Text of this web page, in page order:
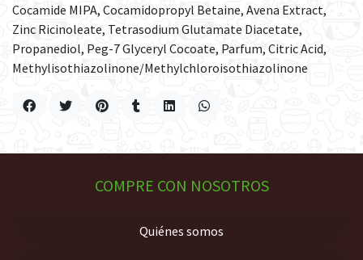
Cocamide MIPA, Cocamidopropyl Betaine, Avena Extract,
Zinc Ricinoleate, Tetrasodium Glutamate Diacetate,
Propanediol, Peg-7 Glyceryl Cocoate, Parfum, Citric Acid,
Methylisothiazolinone/Methylchloroisothiazolinone
COMPRE CON NOSOTROS
Quiénes somos